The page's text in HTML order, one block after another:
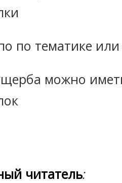
по тематике
можно
читатель: